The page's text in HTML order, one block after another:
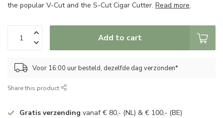
the popular V-Cut and the S-Cut Cigar Cutter. Read more.
Add to cart
Voor 16:00 uur besteld, dezelfde dag verzonden*
Share this product
Gratis verzending vanaf € 80,- (NL) & € 100,- (BE)